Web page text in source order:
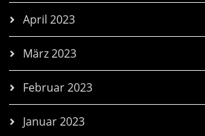
April 2023
März 2023
Februar 2023
Januar 2023